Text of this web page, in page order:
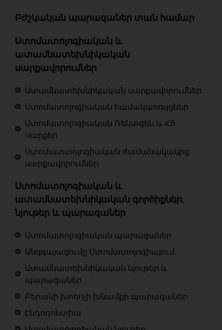
Բժշկական պարագաներ տան համար
Ստոմատոլոգիական և
ատամնատեխնիկական
սարքավորումներ
Ատամնատեխնիկական սարքավորումներ
Ստոմատոլոգիական համակառռւյցներ
Ստոմատոլոգիական Ռենտգեն և ՀՏ
սարքեր
Ստոմատտոլոգիական ժամանակակից
սարքավորումներ
Ստոմատոլոգիական և
ատամնատեխնիկական գործիքներ,
նյութեր և պարագաներ
Ստոմատոլոգիական պարագաներ
Անզգայացումը Ստոմատոլոգիայում
Ատամնատեխնիկական նյութեր և
պարագաներ
Բերանի խոռոչի խնամքի պարագաներ
Էնդոդոնտիա